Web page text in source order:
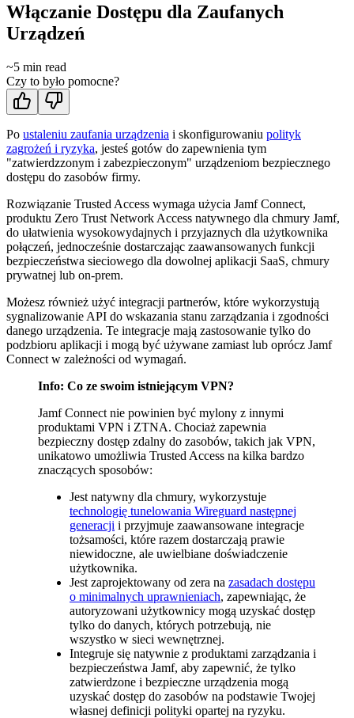
Włączanie Dostępu dla Zaufanych
Urządzeń
~5 min read
Czy to było pomocne?
Po ustaleniu zaufania urządzenia i skonfigurowaniu polityk
zagrożeń i ryzyka, jesteś gotów do zapewnienia tym
"zatwierdzzonym i zabezpieczonym" urządzeniom bezpiecznego
dostępu do zasobów firmy.
Rozwiązanie Trusted Access wymaga użycia Jamf Connect,
produktu Zero Trust Network Access natywnego dla chmury Jamf,
do ułatwienia wysokowydajnych i przyjaznych dla użytkownika
połączeń, jednocześnie dostarczając zaawansowanych funkcji
bezpieczeństwa sieciowego dla dowolnej aplikacji SaaS, chmury
prywatnej lub on-prem.
Możesz również użyć integracji partnerów, które wykorzystują
sygnalizowanie API do wskazania stanu zarządzania i zgodności
danego urządzenia. Te integracje mają zastosowanie tylko do
podzbioru aplikacji i mogą być używane zamiast lub oprócz Jamf
Connect w zależności od wymagań.
Info: Co ze swoim istniejącym VPN?
Jamf Connect nie powinien być mylony z innymi
produktami VPN i ZTNA. Chociaż zapewnia
bezpieczny dostęp zdalny do zasobów, takich jak VPN,
unikatowo umożliwia Trusted Access na kilka bardzo
znaczących sposobów:
Jest natywny dla chmury, wykorzystuje
technologię tunelowania Wireguard następnej
generacji i przyjmuje zaawansowane integracje
tożsamości, które razem dostarczają prawie
niewidoczne, ale uwielbiane doświadczenie
użytkownika.
Jest zaprojektowany od zera na zasadach dostępu
o minimalnych uprawnieniach, zapewniając, że
autoryzowani użytkownicy mogą uzyskać dostęp
tylko do danych, których potrzebują, nie
wszystko w sieci wewnętrznej.
Integruje się natywnie z produktami zarządzania i
bezpieczeństwa Jamf, aby zapewnić, że tylko
zatwierdzone i bezpieczne urządzenia mogą
uzyskać dostęp do zasobów na podstawie Twojej
własnej definicji polityki opartej na ryzyku.